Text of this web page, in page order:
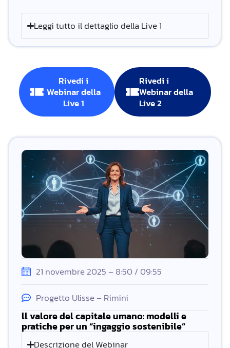
Leggi tutto il dettaglio della Live 1
Rivedi i
Webinar della
Live 1
Rivedi i
Webinar della
Live 2
21 novembre 2025 – 8:50 / 09:55
Progetto Ulisse – Rimini
ll valore del capitale umano: modelli e
pratiche per un “ingaggio sostenibile”
Descrizione del Webinar